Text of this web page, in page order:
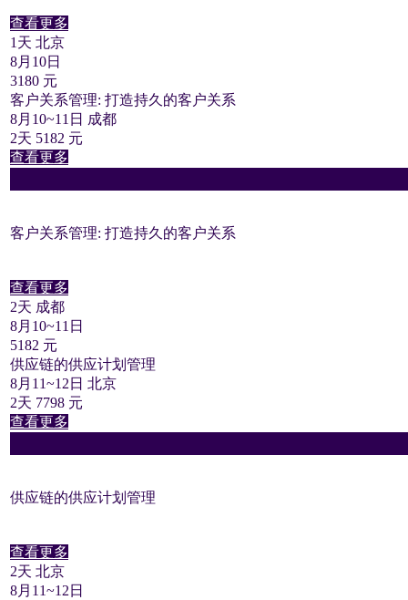
查看更多
1天 北京
8月10日
3180 元
客户关系管理: 打造持久的客户关系
8月10~11日 成都
2天 5182 元
查看更多
客户关系管理: 打造持久的客户关系
查看更多
2天 成都
8月10~11日
5182 元
供应链的供应计划管理
8月11~12日 北京
2天 7798 元
查看更多
供应链的供应计划管理
查看更多
2天 北京
8月11~12日